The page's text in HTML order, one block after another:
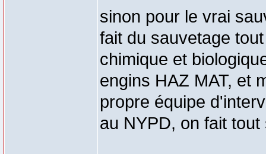
sinon pour le vrai
fait du sauvetage
chimique et
engins HAZ MAT, et
propre équipe
au NYPD, on fait